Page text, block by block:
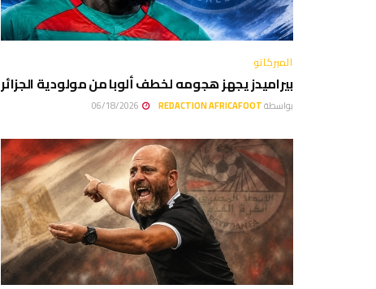
الميركاتو
بيراميدز يجهز هجومه لخطف ألوبا من مولودية الجزائر
بواسطةREDACTION AFRICAFOOT